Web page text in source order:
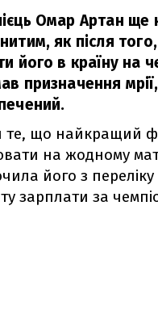
Омар Артан ще
як після
його в країну на
призначення
те, що найкращий
на жодному
його з
зарплати за